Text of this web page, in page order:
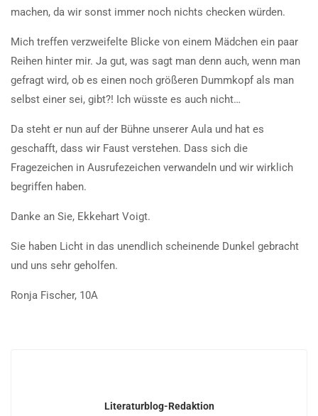
machen, da wir sonst immer noch nichts checken würden.
Mich treffen verzweifelte Blicke von einem Mädchen ein paar
Reihen hinter mir. Ja gut, was sagt man denn auch, wenn man
gefragt wird, ob es einen noch größeren Dummkopf als man
selbst einer sei, gibt?! Ich wüsste es auch nicht…
Da steht er nun auf der Bühne unserer Aula und hat es
geschafft, dass wir Faust verstehen. Dass sich die
Fragezeichen in Ausrufezeichen verwandeln und wir wirklich
begriffen haben.
Danke an Sie, Ekkehart Voigt.
Sie haben Licht in das unendlich scheinende Dunkel gebracht
und uns sehr geholfen.
Ronja Fischer, 10A
Literaturblog-Redaktion